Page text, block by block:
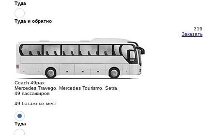
Туда
Туда и обратно
319
Заказать
Coach 49pax
Mercedes Travego, Mercedes Tourismo, Setra,
49 пассажиров
49 багажных мест
Туда